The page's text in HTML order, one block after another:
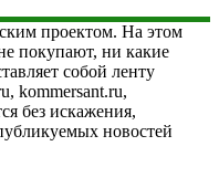
проектом. На этом
покупают, ни какие
собой ленту
kommersant.ru,
без искажения,
новостей